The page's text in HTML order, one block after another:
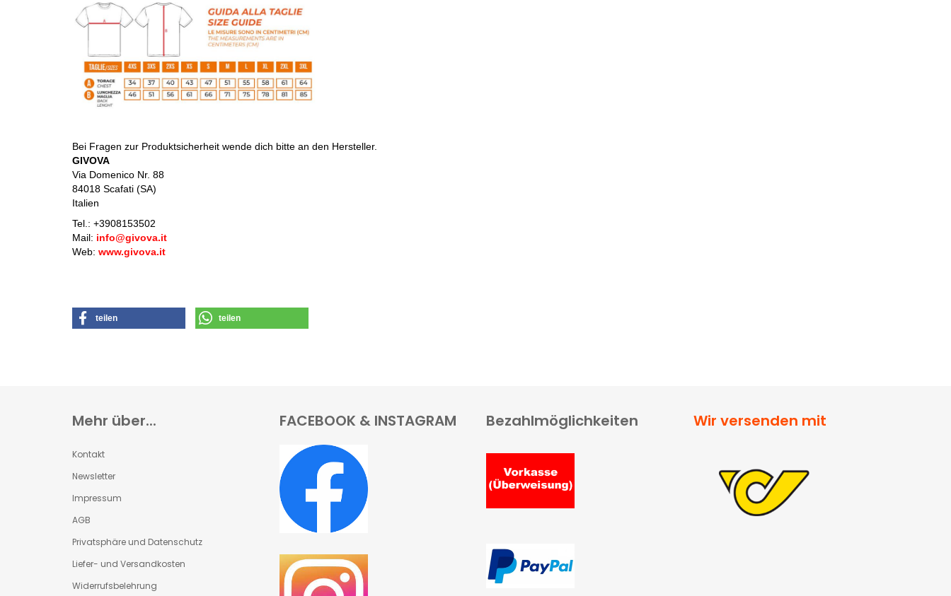
Bei Fragen zur Produktsicherheit wende dich bitte an den Hersteller.
GIVOVA
Via Domenico Nr. 88
84018 Scafati (SA)
Italien
Tel.: +3908153502
Mail: info@givova.it
Web: www.givova.it
teilen teilen
Mehr über...
Kontakt
Newsletter
Impressum
AGB
Privatsphäre und Datenschutz
Liefer- und Versandkosten
Widerrufsbelehrung
FACEBOOK & INSTAGRAM Bezahlmöglichkeiten Wir versenden mit